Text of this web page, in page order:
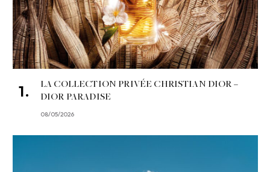
LA COLLECTION PRIVÉE CHRISTIAN DIOR –
DIOR PARADISE
08/05/2026